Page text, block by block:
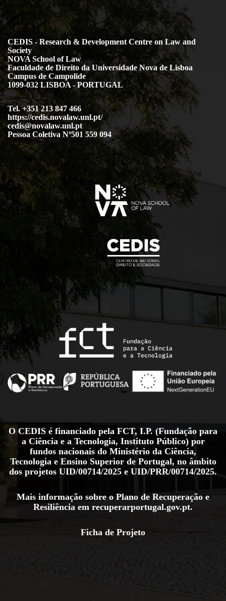
CEDIS - Research & Development Centre on Law and
Society
NOVA School of Law
Faculdade de Direito da Universidade Nova de Lisboa
Campus de Campolide
1099-032 LISBOA - PORTUGAL
Tel. +351 213 847 466
https://cedis.novalaw.unl.pt/
cedis@novalaw.unl.pt
Pessoa Coletiva Nº501 559 094
O CEDIS é financiado pela FCT, I.P. (Fundação para
a Ciência e a Tecnologia, Instituto Público) por
fundos nacionais do Ministério da Ciência,
Tecnologia e Ensino Superior de Portugal, no âmbito
dos projetos UID/00714/2025 e UID/PRR/00714/2025.
Mais informação sobre o Plano de Recuperação e
Resiliência em recuperarportugal.gov.pt.
Ficha de Projeto